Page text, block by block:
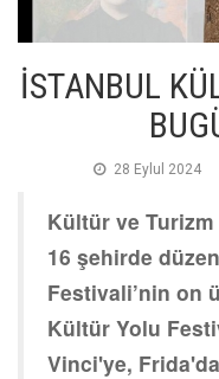
İSTANBUL
28 Eylul 2024
Kültür ve Turizm
16 şehirde
Festivali’nin on
Kültür Yolu
Vinci'ye,